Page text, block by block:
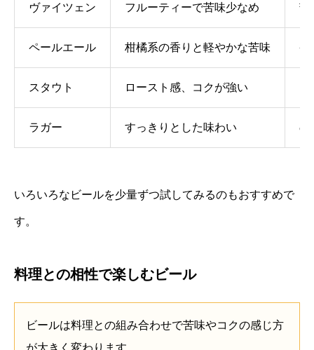
ヴァイツェン フルーティーで苦味少なめ 苦
ペールエール 柑橘系の香りと軽やかな苦味 香
スタウト ロースト感、コクが強い
ラガー すっきりとした味わい の
いろいろなビールを少量ずつ試してみるのもおすすめで
す。
料理との相性で楽しむビール
ビールは料理との組み合わせで苦味やコクの感じ方
が大きく変わります。